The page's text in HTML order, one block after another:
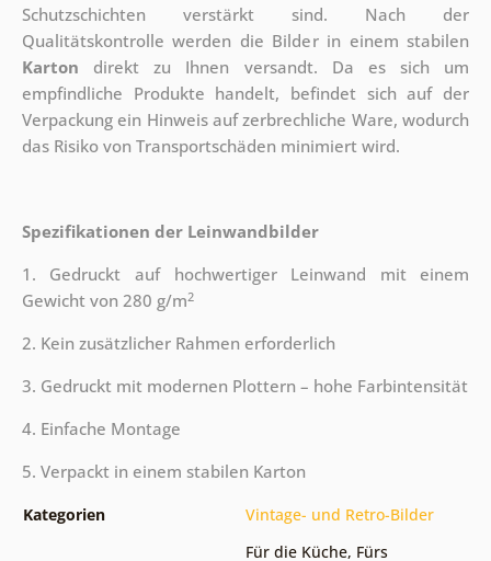
Schutzschichten verstärkt sind. Nach der
Qualitätskontrolle werden die Bilder in einem stabilen
Karton direkt zu Ihnen versandt. Da es sich um
empfindliche Produkte handelt, befindet sich auf der
Verpackung ein Hinweis auf zerbrechliche Ware, wodurch
das Risiko von Transportschäden minimiert wird.
Spezifikationen der Leinwandbilder
1. Gedruckt auf hochwertiger Leinwand mit einem
Gewicht von 280 g/m2
2. Kein zusätzlicher Rahmen erforderlich
3. Gedruckt mit modernen Plottern – hohe Farbintensität
4. Einfache Montage
5. Verpackt in einem stabilen Karton
Kategorien Vintage- und Retro-Bilder
Für die Küche, Fürs